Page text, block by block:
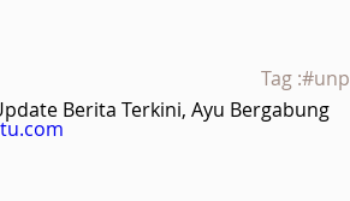
Tag :#unp
Berita Terkini, Ayu Bergabung